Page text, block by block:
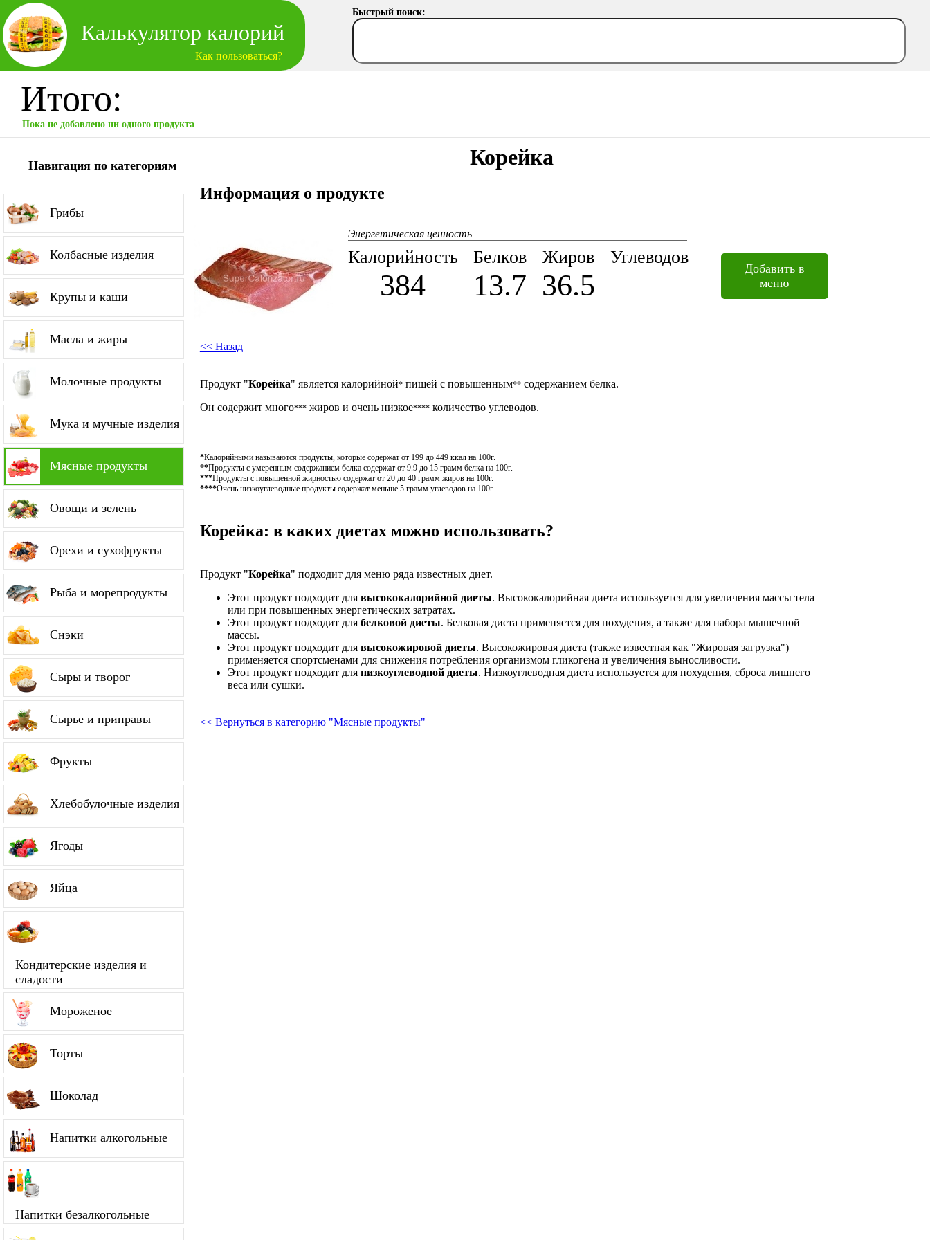
Калькулятор калорий
Как пользоваться?
Быстрый поиск:
Итого:
Пока не добавлено ни одного продукта
Навигация по категориям
Грибы
Колбасные изделия
Крупы и каши
Масла и жиры
Молочные продукты
Мука и мучные изделия
Мясные продукты
Овощи и зелень
Орехи и сухофрукты
Рыба и морепродукты
Снэки
Сыры и творог
Сырье и приправы
Фрукты
Хлебобулочные изделия
Ягоды
Яйца
Кондитерские изделия и
сладости
Мороженое
Торты
Шоколад
Напитки алкогольные
Напитки безалкогольные
Корейка
Информация о продукте
Калорийность
Энергетическая ценность
384
Белков
13.7
Жиров
36.5
Углеводов
Добавить в
меню
<< Назад
Продукт "Корейка" является калорийной*пищей с повышенным**содержанием белка.
Он содержит много***жиров и очень низкое****количество углеводов.
*Калорийными называются продукты, которые содержат от 199 до 449 ккал на 100г.
**Продукты с умеренным содержанием белка содержат от 9.9 до 15 грамм белка на 100г.
***Продукты с повышенной жирностью содержат от 20 до 40 грамм жиров на 100г.
****Очень низкоуглеводные продукты содержат меньше 5 грамм углеводов на 100г.
Корейка: в каких диетах можно использовать?
Продукт "Корейка" подходит для меню ряда известных диет.
Этот продукт подходит для высококалорийной диеты. Высококалорийная диета используется для увеличения массы тела
или при повышенных энергетических затратах.
Этот продукт подходит для белковой диеты. Белковая диета применяется для похудения, а также для набора мышечной
массы.
Этот продукт подходит для высокожировой диеты. Высокожировая диета (также известная как "Жировая загрузка")
применяется спортсменами для снижения потребления организмом гликогена и увеличения выносливости.
Этот продукт подходит для низкоуглеводной диеты. Низкоуглеводная диета используется для похудения, сброса лишнего
веса или сушки.
<< Вернуться в категорию "Мясные продукты"